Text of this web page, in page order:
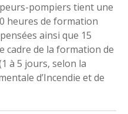
pompiers tient une
heures de formation
ainsi que 15
cadre de la formation de
à 5 jours, selon la
d’Incendie et de